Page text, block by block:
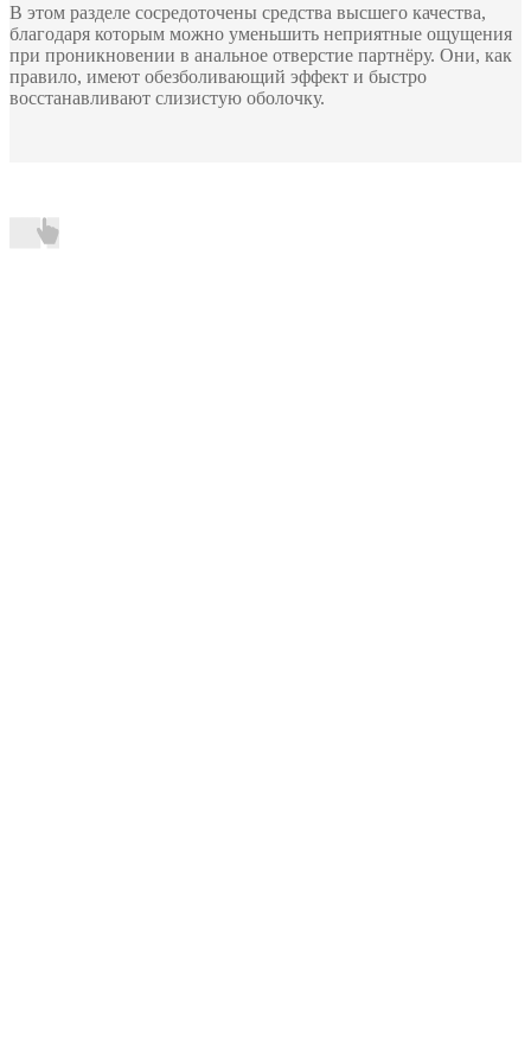
В этом разделе сосредоточены средства высшего качества,
благодаря которым можно уменьшить неприятные ощущения
при проникновении в анальное отверстие партнёру. Они, как
правило, имеют обезболивающий эффект и быстро
восстанавливают слизистую оболочку.